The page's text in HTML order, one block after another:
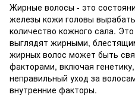
Жирные волосы - это
железы кожи головы
количество кожного сала.
выглядят жирными,
жирных волос может быть
факторами, включая
неправильный уход за
внутренние факторы.